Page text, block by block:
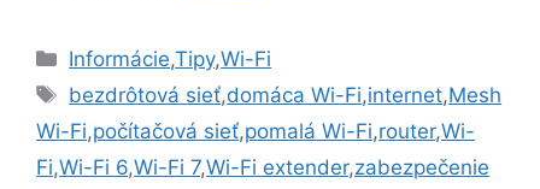
Kategórie
Informácie,Tipy,Wi-Fi
Značky
bezdrôtová sieť,domáca Wi-Fi,internet,Mesh
Wi-Fi,počítačová sieť,pomalá Wi-Fi,router,Wi-
Fi,Wi-Fi 6,Wi-Fi 7,Wi-Fi extender,zabezpečenie